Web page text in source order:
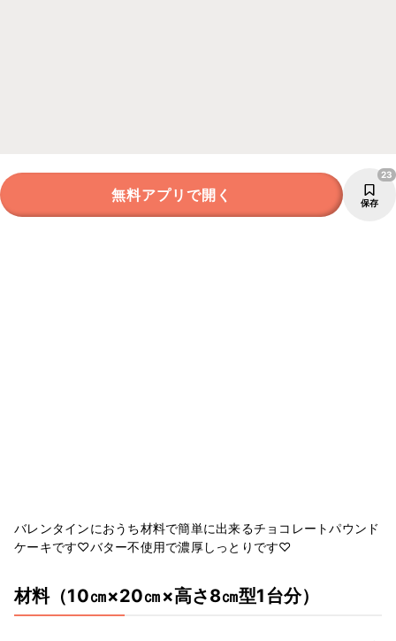
無料アプリで開く 保存
23
バレンタインにおうち材料で簡単に出来るチョコレートパウンド
ケーキです♡バター不使用で濃厚しっとりです♡
材料（10㎝×20㎝×高さ8㎝型1台分）